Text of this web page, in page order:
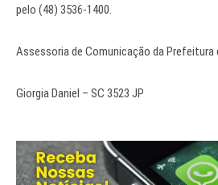
pelo (48) 3536-1400.
Assessoria de Comunicação da Prefeitura
Giorgia Daniel – SC 3523 JP